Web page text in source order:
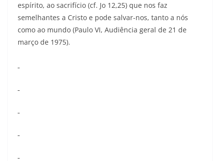
espírito, ao sacrifício (cf. Jo 12,25) que nos faz
semelhantes a Cristo e pode salvar-nos, tanto a nós
como ao mundo (Paulo VI, Audiência geral de 21 de
março de 1975).